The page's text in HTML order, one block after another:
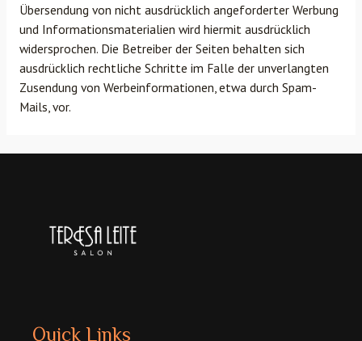
Übersendung von nicht ausdrücklich angeforderter Werbung
und Informationsmaterialien wird hiermit ausdrücklich
widersprochen. Die Betreiber der Seiten behalten sich
ausdrücklich rechtliche Schritte im Falle der unverlangten
Zusendung von Werbeinformationen, etwa durch Spam-
Mails, vor.
Quick Links